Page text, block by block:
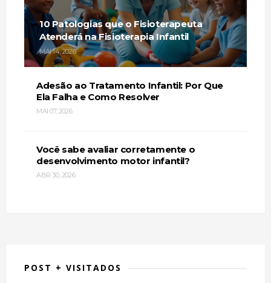
10 Patologias que o Fisioterapeuta
Atenderá na Fisioterapia Infantil
MAI 14, 2026
Adesão ao Tratamento Infantil: Por Que
Ela Falha e Como Resolver
MAI 07, 2026
Você sabe avaliar corretamente o
desenvolvimento motor infantil?
ABR 30, 2026
POST + VISITADOS